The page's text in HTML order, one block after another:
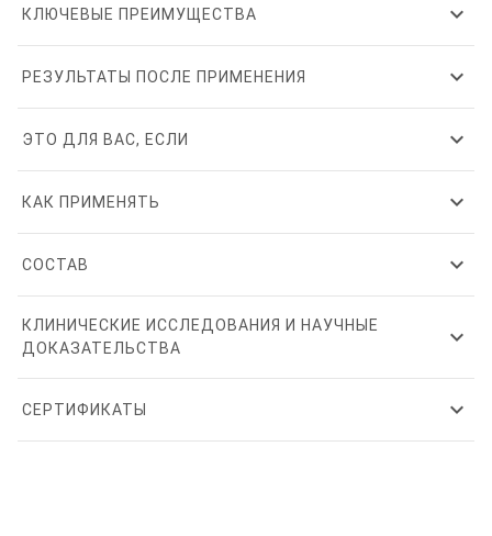
КЛЮЧЕВЫЕ ПРЕИМУЩЕСТВА expand_more
РЕЗУЛЬТАТЫ ПОСЛЕ ПРИМЕНЕНИЯ expand_more
ЭТО ДЛЯ ВАС, ЕСЛИ expand_more
КАК ПРИМЕНЯТЬ expand_more
СОСТАВ expand_more
КЛИНИЧЕСКИЕ ИССЛЕДОВАНИЯ И НАУЧНЫЕ
ДОКАЗАТЕЛЬСТВА
expand_more
СЕРТИФИКАТЫ expand_more